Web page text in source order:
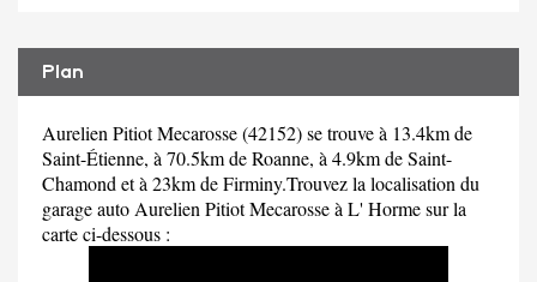
Plan
Aurelien Pitiot Mecarosse (42152) se trouve à 13.4km de
Saint-Étienne, à 70.5km de Roanne, à 4.9km de Saint-
Chamond et à 23km de Firminy.Trouvez la localisation du
garage auto Aurelien Pitiot Mecarosse à L' Horme sur la
carte ci-dessous :